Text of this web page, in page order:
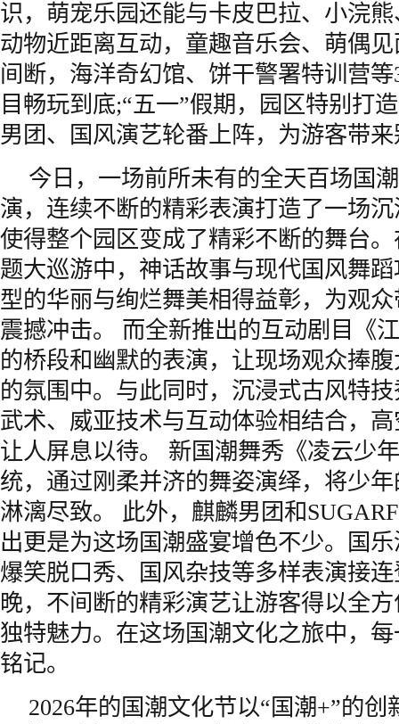
识，萌宠乐园还能与卡皮巴拉、小浣
动物近距离互动，童趣音乐会、萌偶
间断，海洋奇幻馆、饼干警署特训营
目畅玩到底;“五一”假期，园区特别打
男团、国风演艺轮番上阵，为游客带
今日，一场前所未有的全天百场国
演，连续不断的精彩表演打造了一场
使得整个园区变成了精彩不断的舞台
题大巡游中，神话故事与现代国风舞
型的华丽与绚烂舞美相得益彰，为观
震撼冲击。 而全新推出的互动剧目《
的桥段和幽默的表演，让现场观众捧
的氛围中。与此同时，沉浸式古风特
武术、威亚技术与互动体验相结合，
让人屏息以待。 新国潮舞秀《凌云少
统，通过刚柔并济的舞姿演绎，将少
淋漓尽致。 此外，麒麟男团和
出更是为这场国潮盛宴增色不少。国
爆笑脱口秀、国风杂技等多样表演接
晚，不间断的精彩演艺让游客得以全
独特魅力。在这场国潮文化之旅中，
铭记。
2026年的国潮文化节以“国潮+”的